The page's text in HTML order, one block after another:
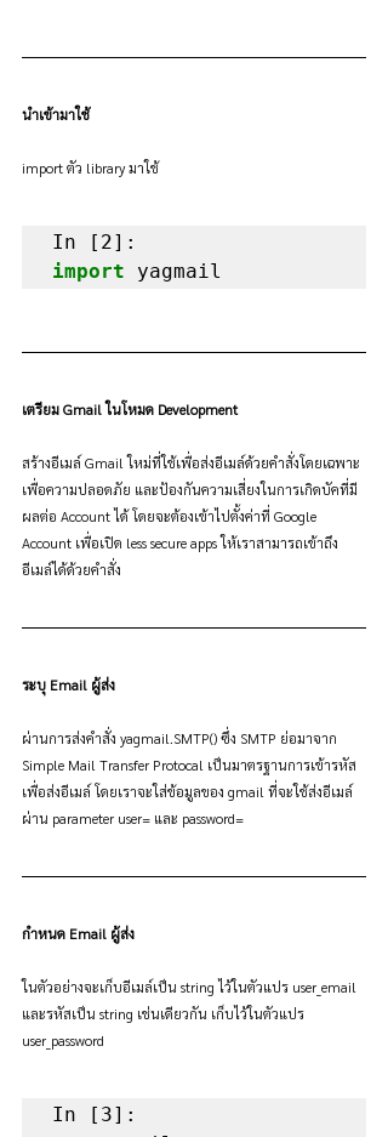
นำเข้ามาใช้
import ตัว library มาใช้
import yagmail
เตรียม Gmail ในโหมด Development
สร้างอีเมล์ Gmail ใหม่ที่ใช้เพื่อส่งอีเมล์ด้วยคำสั่งโดยเฉพาะ
เพื่อความปลอดภัย และป้องกันความเสี่ยงในการเกิดบัคที่มี
ผลต่อ Account ได้ โดยจะต้องเข้าไปตั้งค่าที่ Google
Account เพื่อเปิด less secure apps ให้เราสามารถเข้าถึง
อีเมล์ได้ด้วยคำสั่ง
ระบุ Email ผู้ส่ง
ผ่านการส่งคำสั่ง yagmail.SMTP() ซึ่ง SMTP ย่อมาจาก
Simple Mail Transfer Protocal เป็นมาตรฐานการเข้ารหัส
เพื่อส่งอีเมล์ โดยเราจะใส่ข้อมูลของ gmail ที่จะใช้ส่งอีเมล์
ผ่าน parameter user= และ password=
กำหนด Email ผู้ส่ง
ในตัวอย่างจะเก็บอีเมล์เป็น string ไว้ในตัวแปร user_email
และรหัสเป็น string เช่นเดียวกัน เก็บไว้ในตัวแปร
user_password
In [3]: